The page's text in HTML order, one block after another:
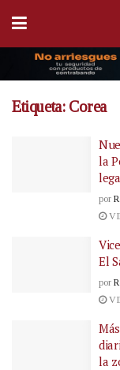
Etiqueta: Corea
la
por
El
por
la